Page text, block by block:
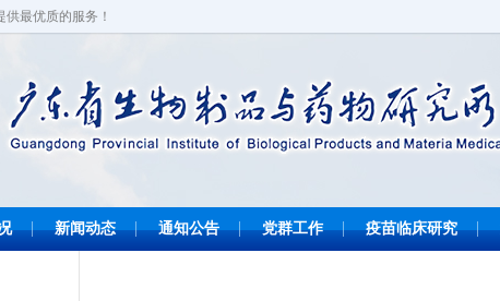
最优质的服务！
新闻动态 通知公告 党群工作 疫苗临床研究